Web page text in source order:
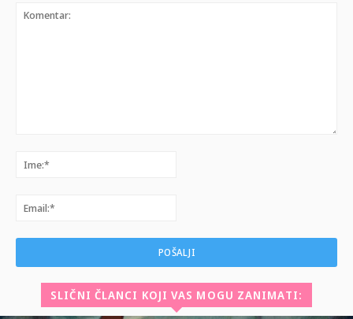
SLIČNI ČLANCI KOJI VAS MOGU ZANIMATI: